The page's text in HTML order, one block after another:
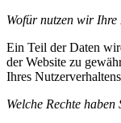
Wofür nutzen wir Ihre
Ein Teil der Daten
der Website zu
Ihres
Welche Rechte